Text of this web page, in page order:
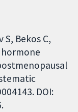
S, Bekos C,
DOI: